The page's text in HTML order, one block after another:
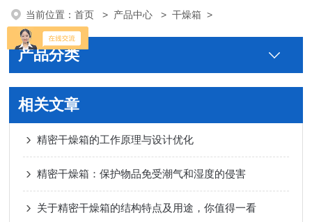
当前位置：首页 > 产品中心 >干燥箱 >
产品分类
相关文章
精密干燥箱的工作原理与设计优化
精密干燥箱：保护物品免受潮气和湿度的侵害
关于精密干燥箱的结构特点及用途，你值得一看